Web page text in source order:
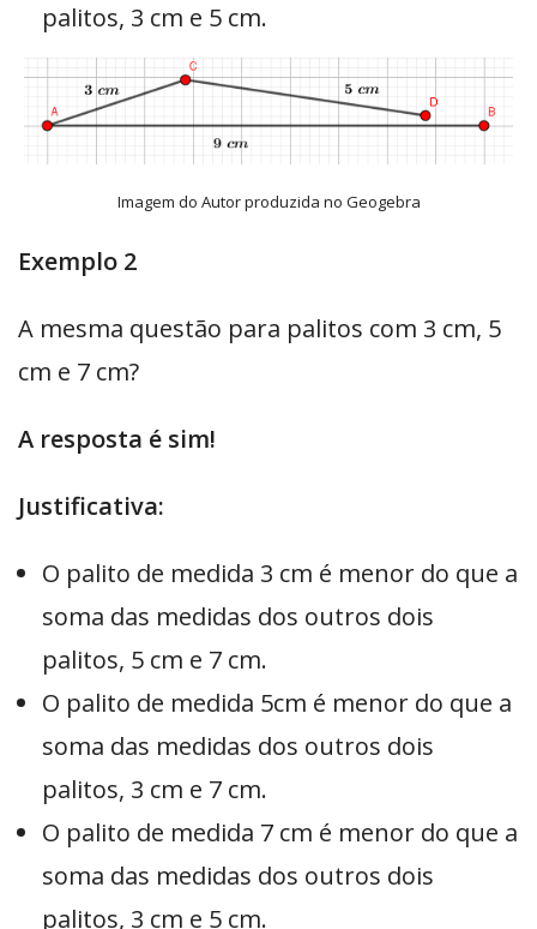
palitos, 3 cm e 5 cm.
Imagem do Autor produzida no Geogebra
Exemplo 2
A mesma questão para palitos com 3 cm, 5
cm e 7 cm?
A resposta é sim!
Justificativa:
O palito de medida 3 cm é menor do que a
soma das medidas dos outros dois
palitos, 5 cm e 7 cm.
O palito de medida 5cm é menor do que a
soma das medidas dos outros dois
palitos, 3 cm e 7 cm.
O palito de medida 7 cm é menor do que a
soma das medidas dos outros dois
palitos, 3 cm e 5 cm.